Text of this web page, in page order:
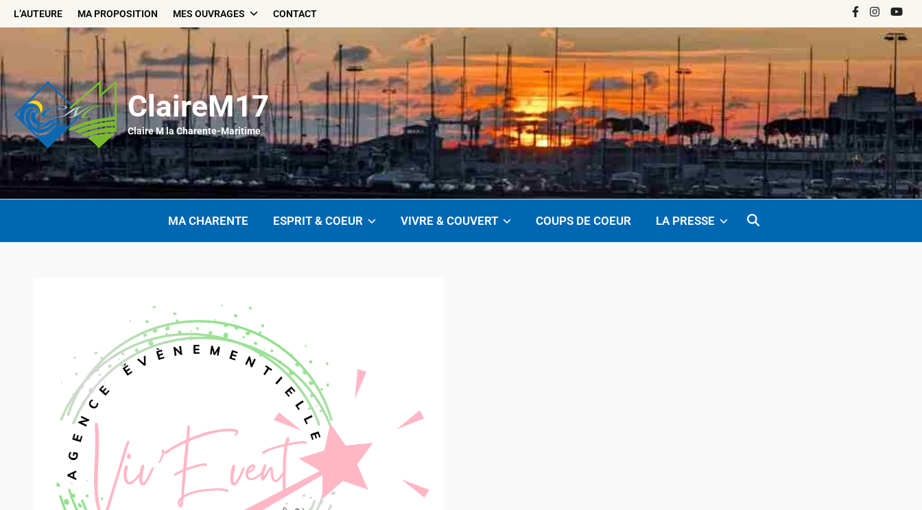
SkipL’AUTEURE MA PROPOSITION MES OUVRAGES CONTACT Facebook
Instagram
ClaireM17
Claire M la Charente-Maritime
MA CHARENTE ESPRIT & COEUR VIVRE & COUVERT COUPS DE COEUR LA PRESSE